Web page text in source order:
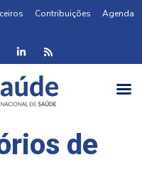
Contribuições
Agenda
de